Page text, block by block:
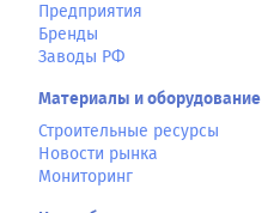
Предприятия
Бренды
Заводы РФ
Материалы и оборудование
Строительные ресурсы
Новости рынка
Мониторинг